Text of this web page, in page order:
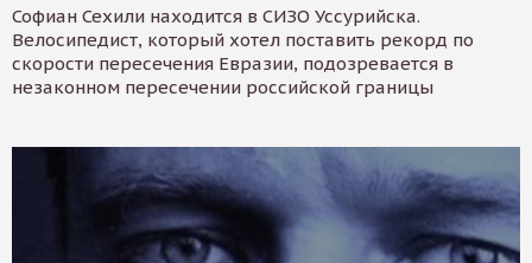
Софиан Сехили находится в СИЗО Уссурийска.
Велосипедист, который хотел поставить рекорд по
скорости пересечения Евразии, подозревается в
незаконном пересечении российской границы